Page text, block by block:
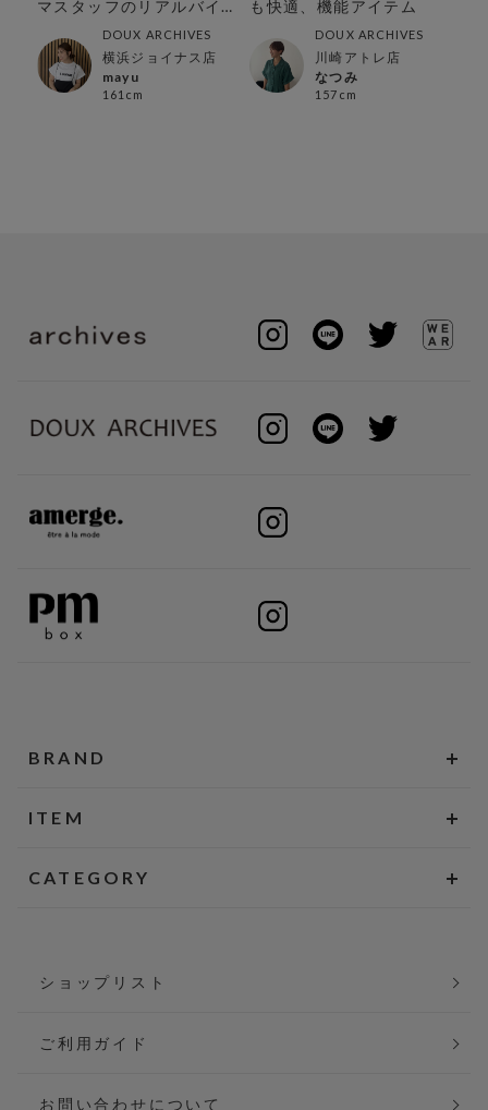
マスタッフのリアルバイ
アイテム！DOUX ARCHIVES
横浜ジョイナス店
mayu
161cm
も快適、機能アイテム
DOUX ARCHIVES
川崎アトレ店
なつみ
157cm
BRAND
ITEM
CATEGORY
ショップリスト
ご利用ガイド
お問い合わせについて